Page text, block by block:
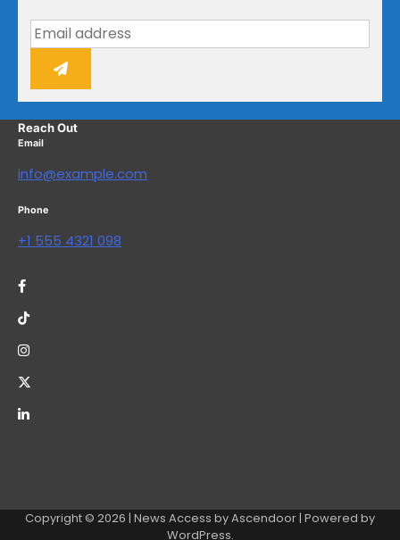
Reach Out
Email
info@example.com
Phone
+1 555 4321 098
Copyright © 2026 | News Access byAscendoor | Powered by
WordPress.